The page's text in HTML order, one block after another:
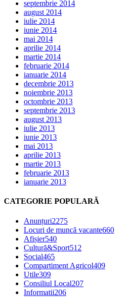
septembrie 2014
august 2014
iulie 2014
iunie 2014
mai 2014
aprilie 2014
martie 2014
februarie 2014
ianuarie 2014
decembrie 2013
noiembrie 2013
octombrie 2013
septembrie 2013
august 2013
iulie 2013
iunie 2013
mai 2013
aprilie 2013
martie 2013
februarie 2013
ianuarie 2013
CATEGORIE POPULARĂ
Anunțuri2275
Locuri de muncă vacante660
Afișier540
Cultură&Sport512
Social465
Compartiment Agricol409
Utile309
Consiliul Local207
Informatii206